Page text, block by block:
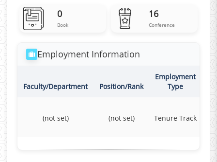
16
Conference
0
Book
Employment Information
Faculty/Department Position/Rank
Employment
Type
(not set) (not set) Tenure Track